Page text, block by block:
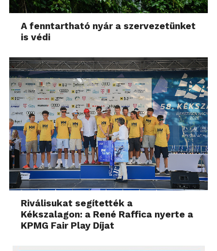
A fenntartható nyár a szervezetünket
is védi
Riválisukat segítették a
Kékszalagon: a René Raffica nyerte a
KPMG Fair Play Díjat